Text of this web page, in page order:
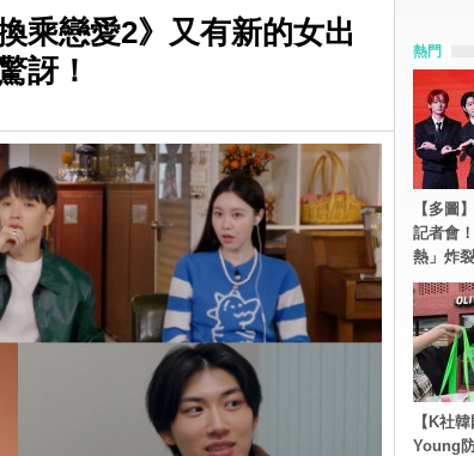
乘戀愛2》又有新的女出
訝！
熱門
【多圖
記者會
熱」炸
【K社
Young